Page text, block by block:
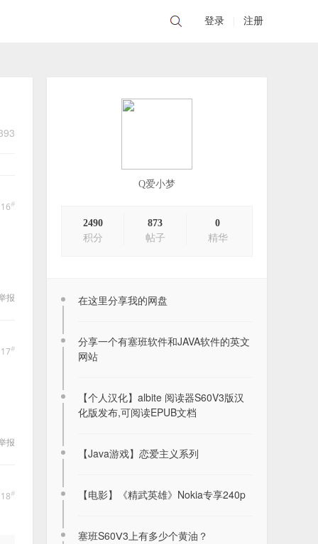
登录 注册
Q爱小梦
2490
积分
873
帖子
0
精华
在这里分享我的网盘
分享一个有塞班软件和JAVA软件的英文
网站
【个人汉化】albite 阅读器S60V3版汉
化版发布,可阅读EPUB文档
【Java游戏】恋爱主义系列
【电影】《精武英雄》Nokia专享240p
塞班S60Ⅴ3上有多少个黄油？
16#
报
17#
报
18#